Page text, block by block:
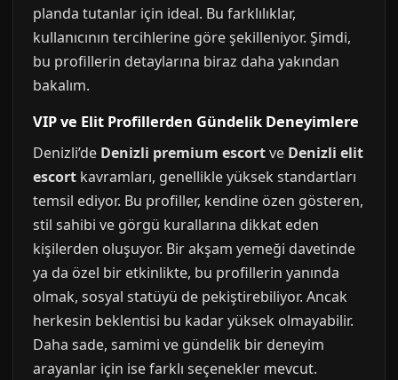
planda tutanlar için ideal. Bu farklılıklar,
kullanıcının tercihlerine göre şekilleniyor. Şimdi,
bu profillerin detaylarına biraz daha yakından
bakalım.
VIP ve Elit Profillerden Gündelik Deneyimlere
Denizli’de Denizli premium escortve Denizli elit
escort kavramları, genellikle yüksek standartları
temsil ediyor. Bu profiller, kendine özen gösteren,
stil sahibi ve görgü kurallarına dikkat eden
kişilerden oluşuyor. Bir akşam yemeği davetinde
ya da özel bir etkinlikte, bu profillerin yanında
olmak, sosyal statüyü de pekiştirebiliyor. Ancak
herkesin beklentisi bu kadar yüksek olmayabilir.
Daha sade, samimi ve gündelik bir deneyim
arayanlar için ise farklı seçenekler mevcut.